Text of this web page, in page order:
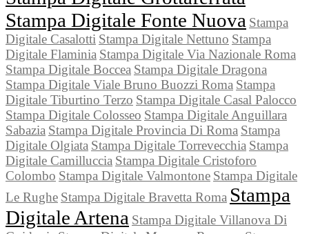
Stampa Digitale Fonte Nuova Stampa
Digitale Casalotti Stampa Digitale Nettuno Stampa
Digitale Flaminia Stampa Digitale Via Nazionale Roma
Stampa Digitale Boccea Stampa Digitale Dragona
Stampa Digitale Viale Bruno Buozzi Roma Stampa
Digitale Tiburtino Terzo Stampa Digitale Casal Palocco
Stampa Digitale Colosseo Stampa Digitale Anguillara
Sabazia Stampa Digitale Provincia Di Roma Stampa
Digitale Olgiata Stampa Digitale Torrevecchia Stampa
Digitale Camilluccia Stampa Digitale Cristoforo
Colombo Stampa Digitale Valmontone Stampa Digitale
Le Rughe Stampa Digitale Bravetta Roma Stampa
Digitale Artena Stampa Digitale Villanova Di